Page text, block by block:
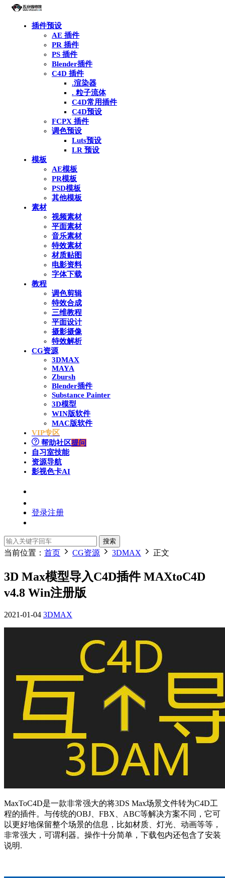
插件预设
AE 插件
PR 插件
PS 插件
Blender插件
C4D 插件
.渲染器
. 粒子流体
C4D常用插件
C4D预设
FCPX 插件
调色预设
Luts预设
LR 预设
模板
AE模板
PR模板
PSD模板
其他模板
素材
视频素材
平面素材
音乐素材
特效素材
材质贴图
电影资料
字体下载
教程
调色剪辑
特效合成
三维教程
平面设计
摄影摄像
特效解析
CG资源
3DMAX
MAYA
Zbursh
Blender插件
Substance Painter
3D模型
WIN版软件
MAC版软件
VIP专区
帮助社区提问
自习室技能
资源导航
影视色卡AI
登录注册
搜索
当前位置： 首页 CG资源 3DMAX 正文
3D Max模型导入C4D插件 MAXtoC4D
v4.8 Win注册版
2021-01-04 3DMAX
MaxToC4D是一款非常强大的将3DS Max场景文件转为C4D工
程的插件。与传统的OBJ、FBX、ABC等解决方案不同，它可
以更好地保留整个场景的信息，比如材质、灯光、动画等等，
非常强大，可谓利器。操作十分简单，下载包内还包含了安装
说明.